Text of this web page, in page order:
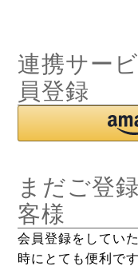
連携サー
員登録
まだご登
客様
会員登録をしてい
時にとても便利です